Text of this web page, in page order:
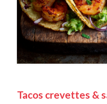
Tacos crevettes &